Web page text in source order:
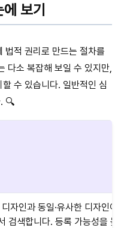
보기
법적 권리로 만드는 절차를
다소 복잡해 보일 수 있지만,
수 있습니다. 일반적인 심
🔍
자인과 동일·유사한 디자인이
검색합니다. 등록 가능성을 높